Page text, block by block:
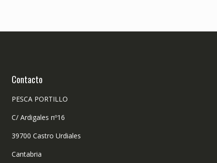
Contacto
PESCA PORTILLO
C/ Ardigales nº16
39700 Castro Urdiales
Cantabria